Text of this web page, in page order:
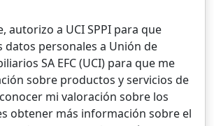
autorizo a UCI SPPI para que
datos personales a Unión de
SA EFC (UCI) para que me
sobre productos y servicios de
mi valoración sobre los
obtener más información sobre el